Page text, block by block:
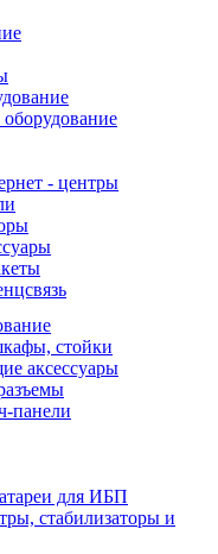
- центры
стойки
аксессуары
панели
для ИБП
стабилизаторы и